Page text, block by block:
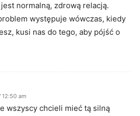
normalną, zdrową relacją.
występuje wówczas, kiedy
kusi nas do tego, aby pójść o
12:50 am
wszyscy chcieli mieć tą silną